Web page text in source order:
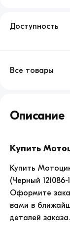
Доступность
Все товары
Monster
143000.
Описание
Купить
Купить
(Черный
Оформите
вами в
деталей заказа.